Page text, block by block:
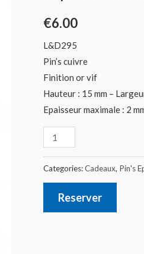
€6.00
L&D295
Pin’s cuivre
Finition or vif
Hauteur : 15 mm –
Epaisseur maximale : 2
Categories:Cadeaux, Pin's
Reserver